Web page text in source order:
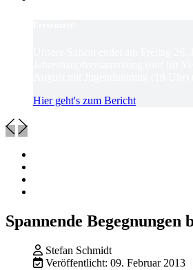
Hier geht's zum Bericht
Spannende
Stefan Schmidt
Veröffentlicht: 09. Februar 2013